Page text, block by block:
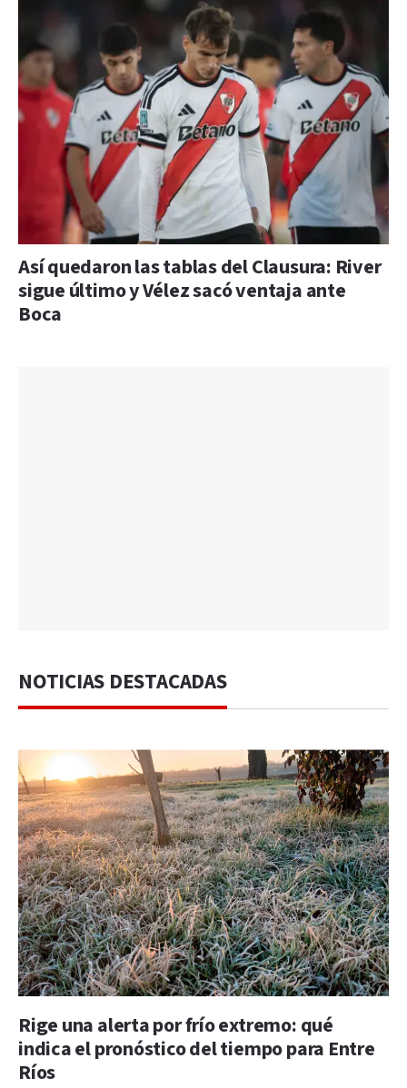
Así quedaron las tablas del Clausura: River
sigue último y Vélez sacó ventaja ante
Boca
NOTICIAS DESTACADAS
Rige una alerta por frío extremo: qué
indica el pronóstico del tiempo para Entre
Ríos